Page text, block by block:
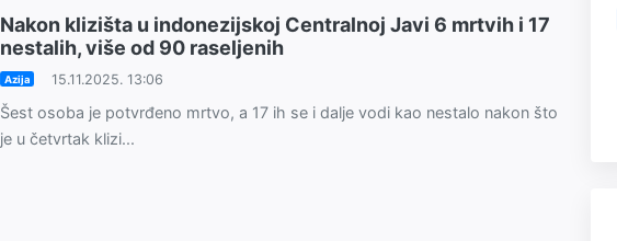
Nakon klizišta u indonezijskoj Centralnoj Javi 6 mrtvih i 17
nestalih, više od 90 raseljenih
Azija 15.11.2025. 13:06
Šest osoba je potvrđeno mrtvo, a 17 ih se i dalje vodi kao nestalo nakon što
je u četvrtak klizi...